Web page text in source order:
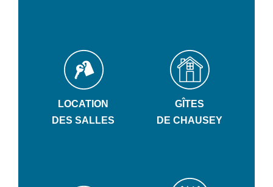
LOCATION
DES SALLES
GÎTES
DE CHAUSEY